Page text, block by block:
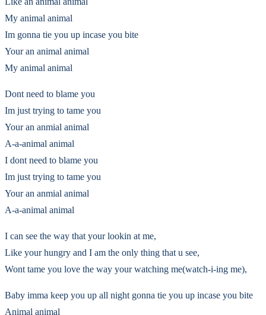
My animal animal
Im gonna tie you up incase you bite
Your an animal animal
My animal animal
Dont need to blame you
Im just trying to tame you
Your an anmial animal
A-a-animal animal
I dont need to blame you
Im just trying to tame you
Your an anmial animal
A-a-animal animal
I can see the way that your lookin at me,
Like your hungry and I am the only thing that u see,
Wont tame you love the way your watching me(watch-i-ing me),
Baby imma keep you up all night gonna tie you up incase you bite
Animal animal